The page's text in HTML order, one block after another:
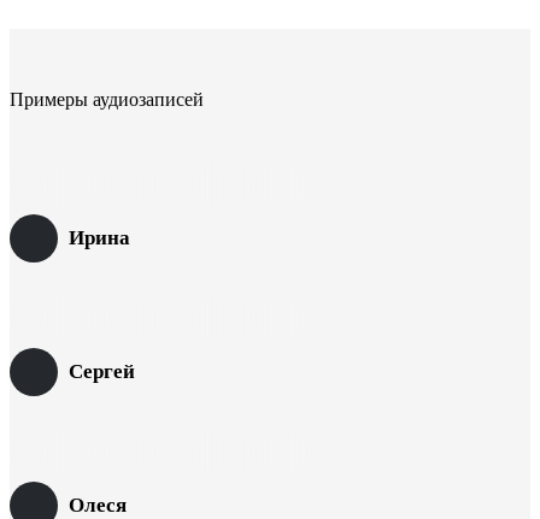
Примеры аудиозаписей
Ирина
Сергей
Олеся